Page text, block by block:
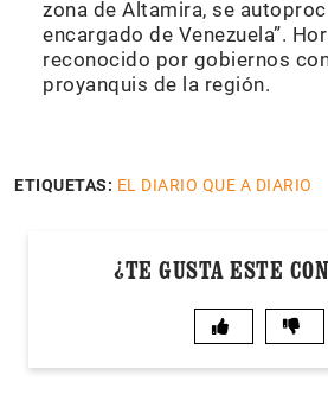
zona de Altamira, se
encargado de Venezuela”.
reconocido por gobiernos
proyanquis de la región.
ETIQUETAS: EL DIARIO QUE A DIARIO
¿TE GUSTA ESTE